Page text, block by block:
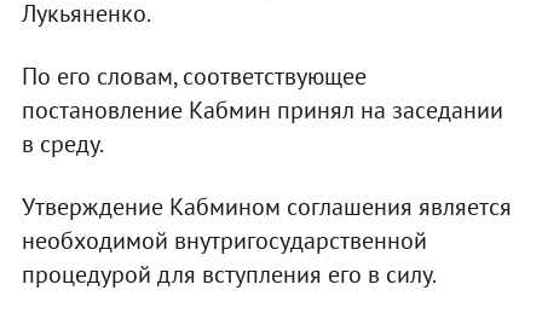
Лукьяненко.
По его словам, соответствующее
постановление Кабмин принял на заседании
в среду.
Утверждение Кабмином соглашения является
необходимой внутригосударственной
процедурой для вступления его в силу.